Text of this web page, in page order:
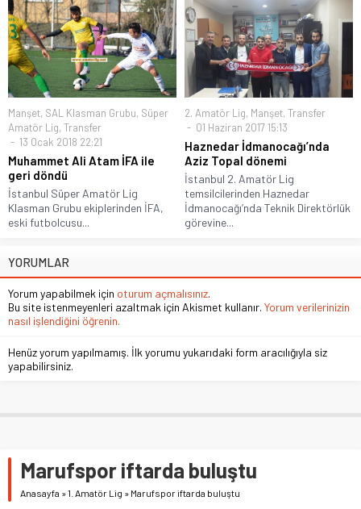
Manşet, SAL Klasman Grubu, Süper
Amatör Lig, Transfer
13 Ocak 2018 22:21
Muhammet Ali Atam İFA ile
geri döndü
İstanbul Süper Amatör Lig
Klasman Grubu ekiplerinden İFA,
eski futbolcusu...
2. Amatör Lig, Manşet, Transfer
01 Haziran 2017 15:13
Haznedar İdmanocağı’nda
Aziz Topal dönemi
İstanbul 2. Amatör Lig
temsilcilerinden Haznedar
İdmanocağı’nda Teknik Direktörlük
görevine...
YORUMLAR
Yorum yapabilmek için oturum açmalısınız.
Bu site istenmeyenleri azaltmak için Akismet kullanır. Yorum verilerinizin
nasıl işlendiğini öğrenin.
Henüz yorum yapılmamış. İlk yorumu yukarıdaki form aracılığıyla siz
yapabilirsiniz.
Marufspor iftarda buluştu
Anasayfa »1. Amatör Lig » Marufspor iftarda buluştu